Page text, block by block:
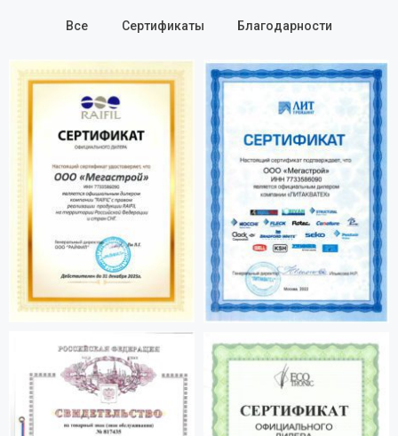
Все Сертификаты Благодарности